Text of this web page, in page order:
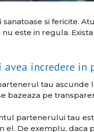
si fericite.
este in regula.
avea incredere in
tau
bazeaza pe
partenerului tau
De exemplu, daca